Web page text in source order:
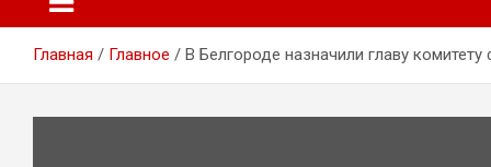
Главная Главное В Белгороде назначили главу